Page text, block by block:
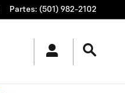
Partes: (501) 982-2102